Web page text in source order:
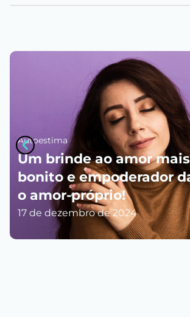
Autoestima
Um brinde ao amor mais
bonito e empoderador
o amor-próprio!
17 de dezembro de 2024